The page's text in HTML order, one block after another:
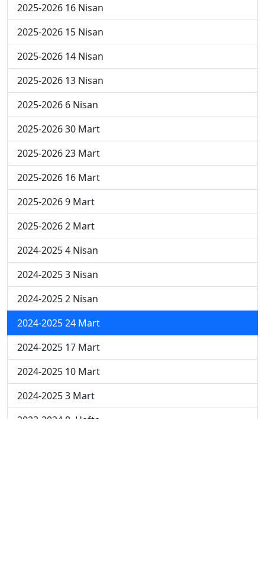
2025-2026 16 Nisan
2025-2026 15 Nisan
2025-2026 14 Nisan
2025-2026 13 Nisan
2025-2026 6 Nisan
2025-2026 30 Mart
2025-2026 23 Mart
2025-2026 16 Mart
2025-2026 9 Mart
2025-2026 2 Mart
2024-2025 4 Nisan
2024-2025 3 Nisan
2024-2025 2 Nisan
2024-2025 24 Mart
2024-2025 17 Mart
2024-2025 10 Mart
2024-2025 3 Mart
2023-2024 8. Hafta